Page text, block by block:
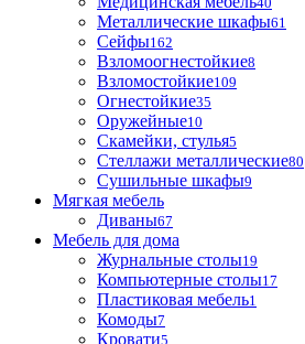
Металлические шкафы61
Сейфы162
Взломоогнестойкие8
Взломостойкие109
Огнестойкие35
Оружейные10
Скамейки, стулья5
Стеллажи металлические80
Сушильные шкафы9
Мягкая мебель
Диваны67
Мебель для дома
Журнальные столы19
Компьютерные столы17
Пластиковая мебель1
Комоды7
Кровати5